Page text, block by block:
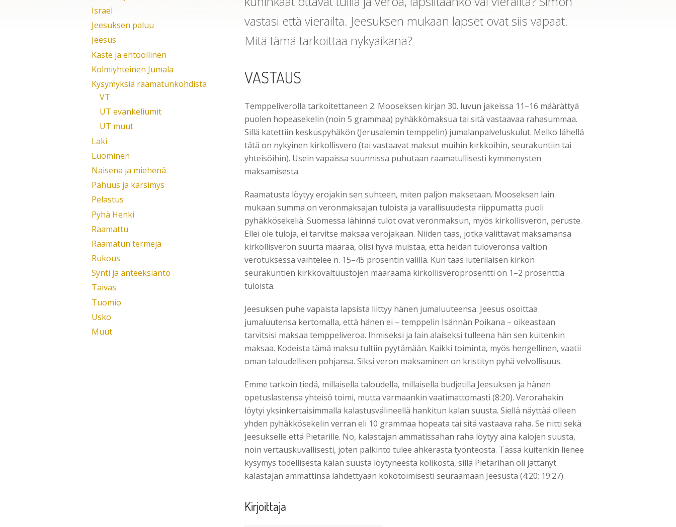
vastasi että vierailta. Jeesuksen mukaan lapset ovat siis vapaat.
Mitä tämä tarkoittaa nykyaikana?
VASTAUS
Temppeliverolla tarkoitettaneen 2. Mooseksen kirjan 30. luvun jakeissa 11–16 määrättyä
puolen hopeasekelin (noin 5 grammaa) pyhäkkömaksua tai sitä vastaavaa rahasummaa.
Sillä katettiin keskuspyhäkön (Jerusalemin temppelin) jumalanpalveluskulut. Melko lähellä
tätä on nykyinen kirkollisvero (tai vastaavat maksut muihin kirkkoihin, seurakuntiin tai
yhteisöihin). Usein vapaissa suunnissa puhutaan raamatullisesti kymmenysten
maksamisesta.
Raamatusta löytyy erojakin sen suhteen, miten paljon maksetaan. Mooseksen lain
mukaan summa on veronmaksajan tuloista ja varallisuudesta riippumatta puoli
pyhäkkösekeliä. Suomessa lähinnä tulot ovat veronmaksun, myös kirkollisveron, peruste.
Ellei ole tuloja, ei tarvitse maksaa verojakaan. Niiden taas, jotka valittavat maksamansa
kirkollisveron suurta määrää, olisi hyvä muistaa, että heidän tuloveronsa valtion
verotuksessa vaihtelee n. 15–45 prosentin välillä. Kun taas luterilaisen kirkon
seurakuntien kirkkovaltuustojen määräämä kirkollisveroprosentti on 1–2 prosenttia
tuloista.
Jeesuksen puhe vapaista lapsista liittyy hänen jumaluuteensa. Jeesus osoittaa
jumaluutensa kertomalla, että hänen ei – temppelin Isännän Poikana – oikeastaan
tarvitsisi maksaa temppeliveroa. Ihmiseksi ja lain alaiseksi tulleena hän sen kuitenkin
maksaa. Kodeista tämä maksu tultiin pyytämään. Kaikki toiminta, myös hengellinen, vaatii
oman taloudellisen pohjansa. Siksi veron maksaminen on kristityn pyhä velvollisuus.
Emme tarkoin tiedä, millaisella taloudella, millaisella budjetilla Jeesuksen ja hänen
opetuslastensa yhteisö toimi, mutta varmaankin vaatimattomasti (8:20). Verorahakin
löytyi yksinkertaisimmalla kalastusvälineellä hankitun kalan suusta. Siellä näyttää olleen
yhden pyhäkkösekelin verran eli 10 grammaa hopeata tai sitä vastaava raha. Se riitti sekä
Jeesukselle että Pietarille. No, kalastajan ammatissahan raha löytyy aina kalojen suusta,
noin vertauskuvallisesti, joten palkinto tulee ahkerasta työnteosta. Tässä kuitenkin lienee
kysymys todellisesta kalan suusta löytyneestä kolikosta, sillä Pietarihan oli jättänyt
kalastajan ammattinsa lähdettyään kokotoimisesti seuraamaan Jeesusta (4:20; 19:27).
Kirjoittaja
Israel
Jeesuksen paluu
Jeesus
Kaste ja ehtoollinen
Kolmiyhteinen Jumala
Kysymyksiä raamatunkohdista
VT
UT evankeliumit
UT muut
Laki
Luominen
Naisena ja miehenä
Pahuus ja kärsimys
Pelastus
Pyhä Henki
Raamattu
Raamatun termejä
Rukous
Synti ja anteeksianto
Taivas
Tuomio
Usko
Muut